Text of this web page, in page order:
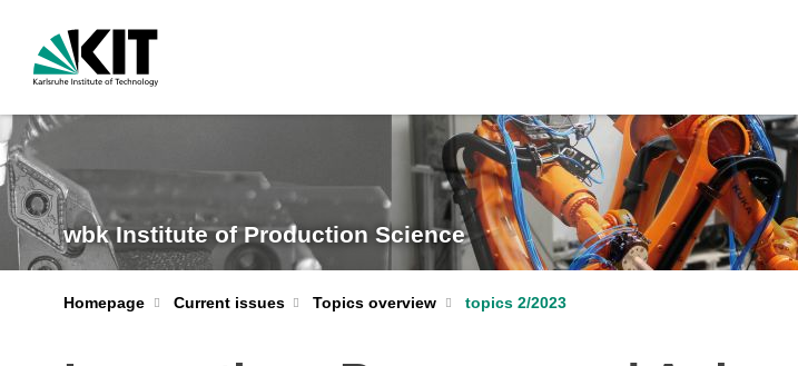
wbk Institute of Production Science
Homepage Current issues Topics overview topics 2/2023